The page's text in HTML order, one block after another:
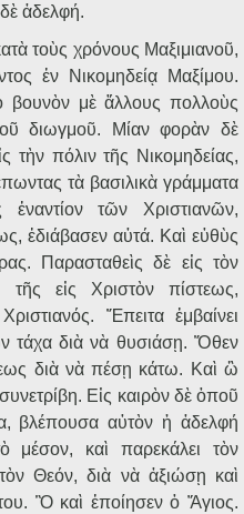
ἀδελφή.
τοὺς χρόνους Μαξιμιανοῦ,
ἐν Νικομηδείᾳ Μαξίμου.
βουνὸν μὲ ἄλλους πολλοὺς
διωγμοῦ. Μίαν φορὰν δὲ
τὴν πόλιν τῆς Νικομηδείας,
τὰ βασιλικὰ γράμματα
τῶν Χριστιανῶν,
ἐδιάβασεν αὐτά. Καὶ εὐθὺς
Παρασταθεὶς δὲ εἰς τὸν
τῆς εἰς Χριστὸν πίστεως,
Ἔπειτα ἐμβαίνει
τάχα διὰ νὰ θυσιάσῃ. Ὅθεν
διὰ νὰ πέσῃ κάτω. Καὶ ὢ
Εἰς καιρὸν δὲ ὁποῦ
βλέπουσα αὐτὸν ἡ ἀδελφή
μέσον, καὶ παρεκάλει τὸν
Θεόν, διὰ νὰ ἀξιώσῃ καὶ
Ὃ καὶ ἐποίησεν ὁ Ἅγιος.